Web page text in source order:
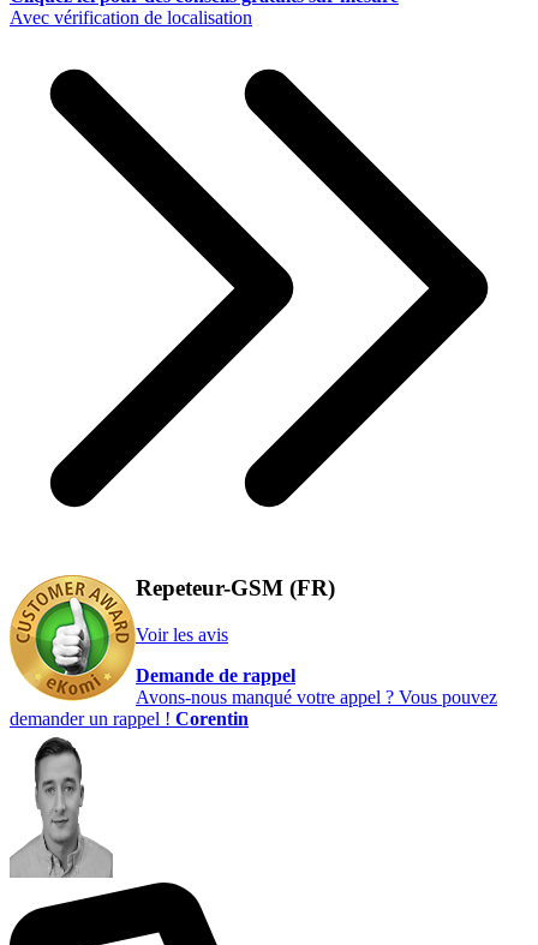
Avec vérification de localisation
Repeteur-GSM (FR)
Voir les avis
Demande de rappel
Avons-nous manqué votre appel ? Vous pouvez
demander un rappel ! Corentin